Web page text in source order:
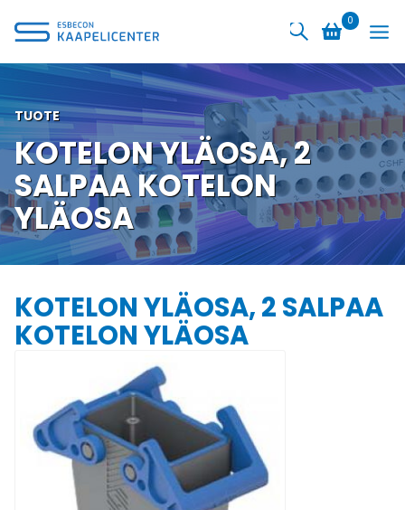
sisältöön
0
TUOTE
KOTELON YLÄOSA, 2
SALPAA KOTELON
YLÄOSA
KOTELON YLÄOSA, 2 SALPAA
KOTELON YLÄOSA